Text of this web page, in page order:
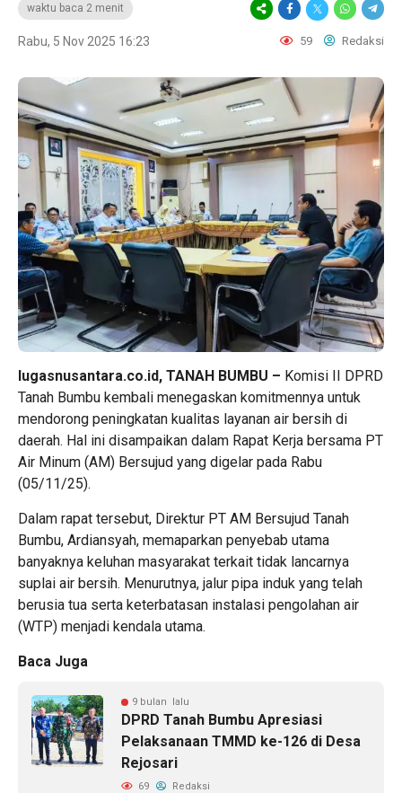
waktu baca 2 menit
Rabu, 5 Nov 2025 16:23 59 Redaksi
lugasnusantara.co.id, TANAH BUMBU – Komisi II DPRD
Tanah Bumbu kembali menegaskan komitmennya untuk
mendorong peningkatan kualitas layanan air bersih di
daerah. Hal ini disampaikan dalam Rapat Kerja bersama PT
Air Minum (AM) Bersujud yang digelar pada Rabu
(05/11/25).
Dalam rapat tersebut, Direktur PT AM Bersujud Tanah
Bumbu, Ardiansyah, memaparkan penyebab utama
banyaknya keluhan masyarakat terkait tidak lancarnya
suplai air bersih. Menurutnya, jalur pipa induk yang telah
berusia tua serta keterbatasan instalasi pengolahan air
(WTP) menjadi kendala utama.
Baca Juga
9 bulan lalu
DPRD Tanah Bumbu Apresiasi
Pelaksanaan TMMD ke-126 di Desa
Rejosari
69 Redaksi